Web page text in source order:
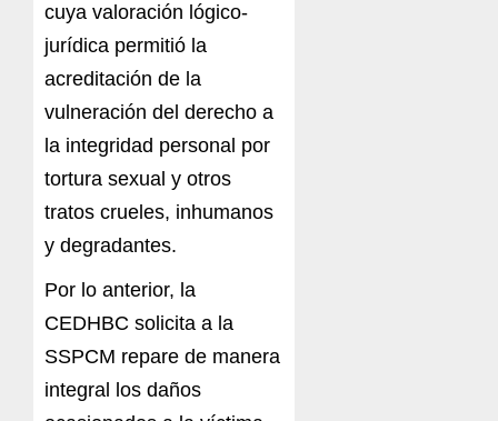
cuya valoración lógico-
jurídica permitió la
acreditación de la
vulneración del derecho a
la integridad personal por
tortura sexual y otros
tratos crueles, inhumanos
y degradantes.
Por lo anterior, la
CEDHBC solicita a la
SSPCM repare de manera
integral los daños